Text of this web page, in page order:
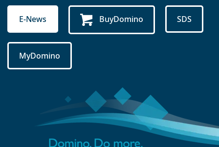
E-News BuyDomino SDS
MyDomino